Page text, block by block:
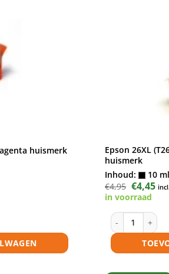
huismerk
huismerk aantal
Epson 26XL
huismerk
Inhoud:
10 ml
€4,95
prijs
was:
€4,45
in voorraad
Epson 26XL